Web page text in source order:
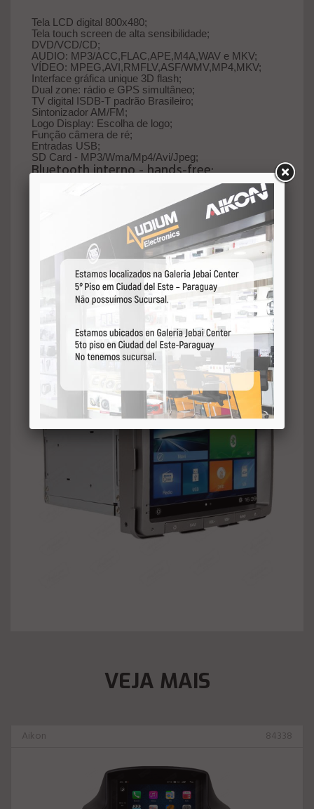
Tela LCD digital 800x480;
Tela touch screen de alta sensibilidade;
DVD/VCD/CD;
AUDIO: MP3/ACC,FLAC,APE,M4A,WAV e MKV;
VÍDEO: MPEG,AVI,RMFLV,ASF/WMV,MP4,MKV;
Interface gráfica unique 3D flash;
Dual zone: rádio e GPS simultâneo;
TV digital ISDB-T padrão Brasileiro;
Sintonizador AM/FM;
Logo Display: Escolha de logo;
Função câmera de ré;
Entradas USB;
SD Card - MP3/Wma/Mp4/Avi/Jpeg;
Bluetooth interno - hands-free;
GPS - sistema de navegação 3D;
Mantém o controle de volante Original;
Saída de áudio amplificada 4X45W;
Saídas pré-amplificadas RCA;
Processador de áudio DSP;
Reproduz formato de vídeo full HD 1080P;
Escolha de papel de parede;
Suporta cartão de memória de até 32Gb;
CPU Mt3360 ARM11 837MHz;
256Mb DDR ll de ROM;
Produto Plug & Play – Original;
VEJA MAIS
Aikon 84338